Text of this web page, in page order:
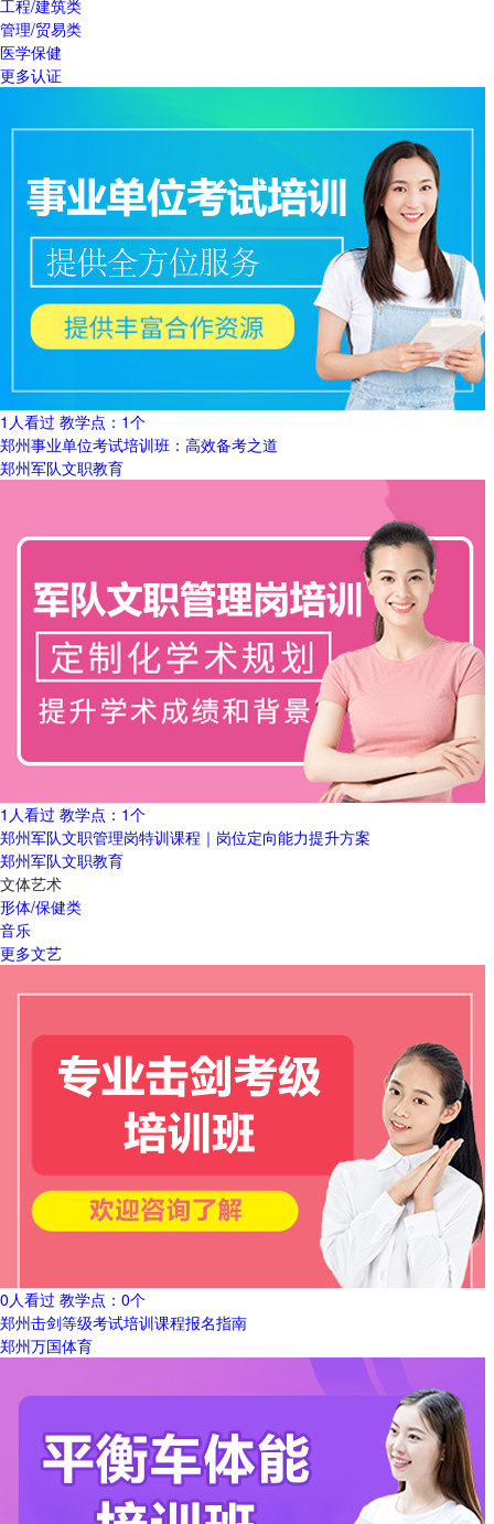
工程/建筑类
管理/贸易类
医学保健
更多认证
1人看过 教学点： 1个
郑州事业单位考试培训班：高效备考之道
郑州军队文职教育
1人看过 教学点： 1个
郑州军队文职管理岗特训课程｜岗位定向能力提升方案
郑州军队文职教育
文体艺术
形体/保健类
音乐
更多文艺
0人看过 教学点： 0个
郑州击剑等级考试培训课程报名指南
郑州万国体育